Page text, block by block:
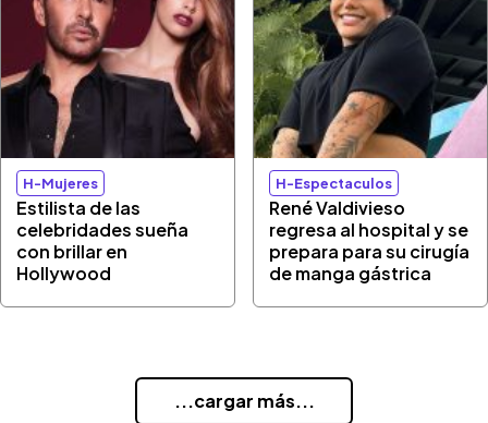
H-Mujeres
Estilista de las
celebridades sueña
con brillar en
Hollywood
H-Espectaculos
René Valdivieso
regresa al hospital y se
prepara para su cirugía
de manga gástrica
...cargar más...